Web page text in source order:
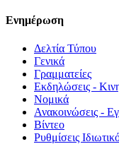
Ενημέρωση
Δελτία Τύπου
Γενικά
Γραμματείες
Εκδηλώσεις -
Νομικά
Ανακοινώσεις -
Βίντεο
Ρυθμίσεις